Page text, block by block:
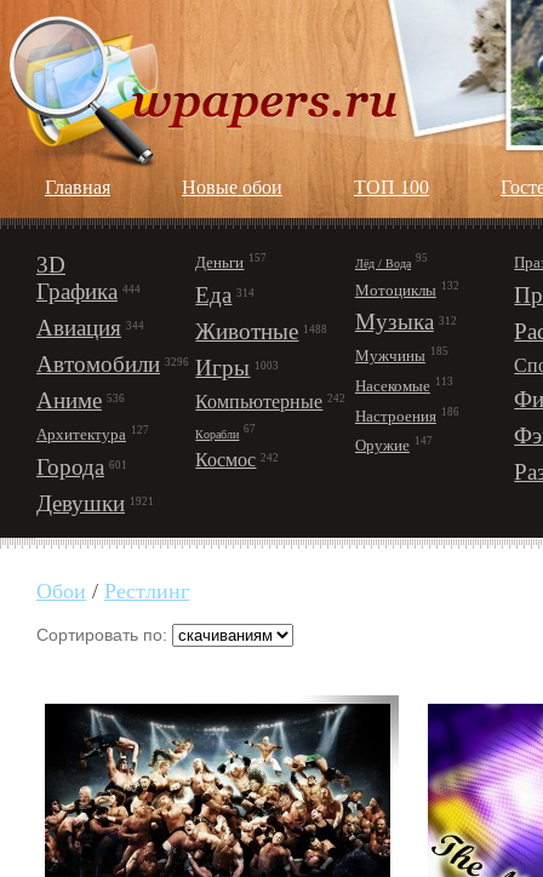
Главная Новые обои ТОП 100
3D
Графика 444
Авиация 344
Автомобили 3296
Аниме 536
Архитектура 127
Города 601
Девушки 1921
Деньги 157
Еда 314
Животные 1488
Игры 1003
Компьютерные 242
Корабли 67
Космос 242
Лёд / Вода 95
Мотоциклы 132
Музыка 312
Мужчины 185
Насекомые 113
Настроения 186
Оружие 147
Обои / Рестлинг
Сортировать по: